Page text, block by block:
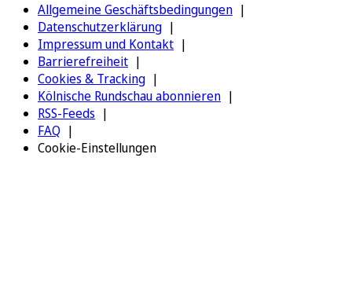
Allgemeine Geschäftsbedingungen
Datenschutzerklärung
Impressum und Kontakt
Barrierefreiheit
Cookies & Tracking
Kölnische Rundschau abonnieren
RSS-Feeds
FAQ
Cookie-Einstellungen